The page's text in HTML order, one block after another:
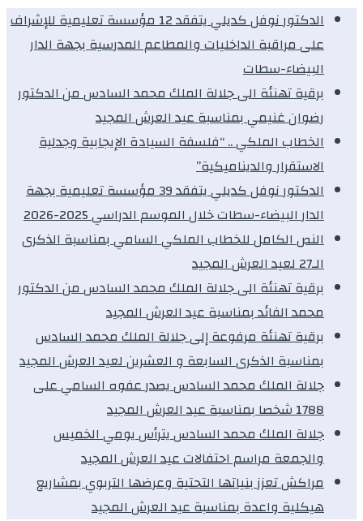
الدكتور نوفل كديلي يتفقد 12 مؤسسة تعليمية للإشراف
على مراقبة الداخليات والمطاعم المدرسية بجهة الدار
البيضاء-سطات
برقية تهنئة الى جلالة الملك محمد السادس من الدكتور
رضوان غنيمي بمناسبة عيد العرش المجيد
الخطاب الملكي .. “فلسفة السيادة الإيجابية وجدلية
الاستقرار والديناميكية”
الدكتور نوفل كديلي يتفقد 39 مؤسسة تعليمية بجهة
الدار البيضاء-سطات خلال الموسم الدراسي 2025-2026
النص الكامل للخطاب الملكي السامي بمناسبة الذكرى
الـ27 لعيد العرش المجيد
برقية تهنئة الى جلالة الملك محمد السادس من الدكتور
محمد الفائد بمناسبة عيد العرش المجيد
برقية تهنئة مرفوعة إلى جلالة الملك محمد السادس
بمناسبة الذكرى السابعة و العشرين لعيد العرش المجيد
جلالة الملك محمد السادس يصدر عفوه السامي على
1788 شخصا بمناسبة عيد العرش المجيد
جلالة الملك محمد السادس يترأس يومي الخميس
والجمعة مراسم احتفالات عيد العرش المجيد
مراكش تعزز بنياتها التحتية وعرضها التربوي بمشاريع
هيكلية واعدة بمناسبة عيد العرش المجيد